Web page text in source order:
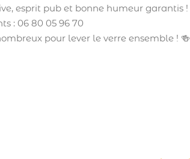
esprit pub et bonne humeur garantis !
: 06 80 05 96 70
pour lever le verre ensemble ! 🍻